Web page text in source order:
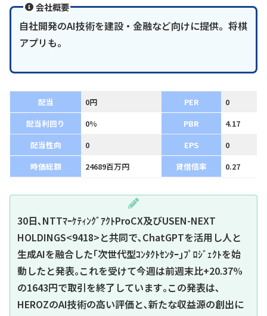
会社概要
自社開発のAI技術を建設・金融など向けに提供。将棋
アプリも。
配当 0円 PER
0
配当利回り
0% PBR
4.17
配当性向
0 EPS
0
時価総額
24689百万円 貸借倍率 0.27
30日､NTTﾏｰｹﾃｨﾝｸﾞｱｸﾄProCX及びUSEN-NEXT
HOLDINGS<9418>と共同で､ChatGPTを活用し人と
生成AIを融合した｢次世代型ｺﾝﾀｸﾄｾﾝﾀｰ｣ﾌﾟﾛｼﾞｪｸﾄを始
動したと発表｡これを受けて今週は前週末比+20.37%
の1643円で取引を終了しています｡この発表は､
HEROZのAI技術の高い評価と､新たな収益源の創出に